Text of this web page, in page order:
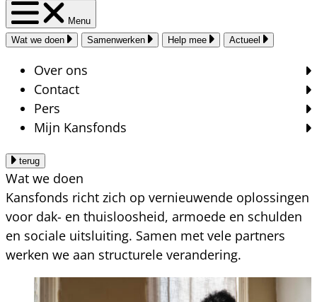
Menu
Wat we doen
Samenwerken Help mee Actueel
Over ons
Contact
Pers
Mijn Kansfonds
terug
Wat we doen
Kansfonds richt zich op vernieuwende oplossingen
voor dak- en thuisloosheid, armoede en schulden
en sociale uitsluiting. Samen met vele partners
werken we aan structurele verandering.